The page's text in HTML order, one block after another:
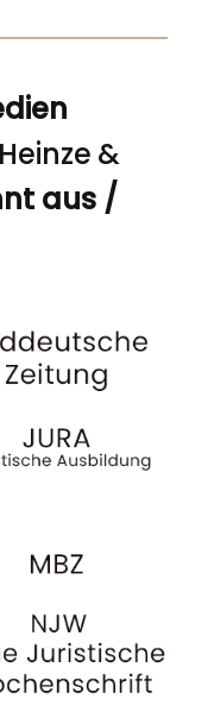
&
aus /